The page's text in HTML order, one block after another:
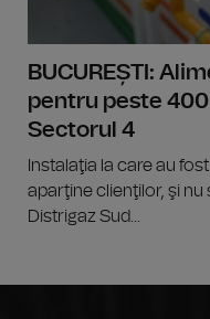
BUCUREȘTI:
pentru peste
Sectorul 4
Instalaţia la care au
aparţine clienţilor, şi nu
Distrigaz Sud...